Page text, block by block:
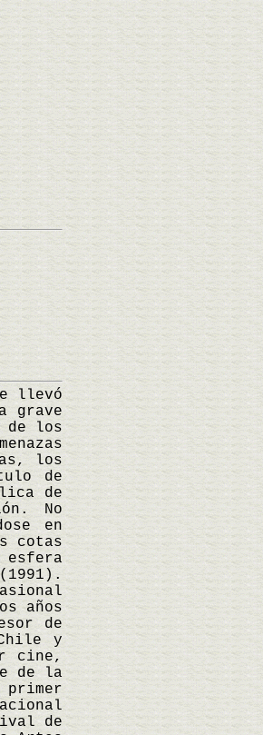
llevó
grave
de los
los
de
de
No
en
cotas
años
de
y
cine,
de la
de